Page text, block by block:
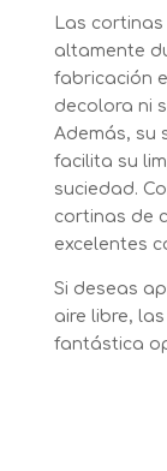
Las
altamente
fabricación
decolora ni
Además, su
facilita su
suciedad.
cortinas de
excelentes
Si deseas
aire libre,
fantástica